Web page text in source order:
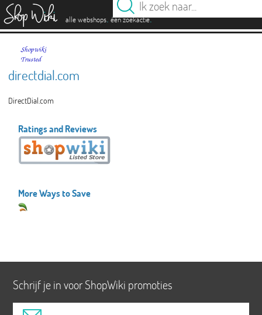
alle webshops. één zoekactie.
directdial.com
DirectDial.com
Ratings and Reviews
More Ways to Save
Schrijf je in voor ShopWiki promoties